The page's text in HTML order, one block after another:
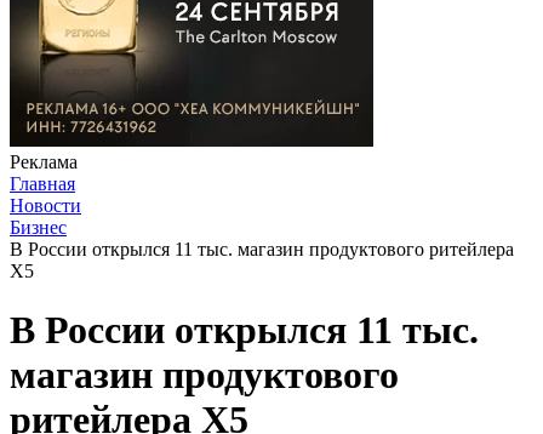
Реклама
Главная
Новости
Бизнес
В России открылся 11 тыс. магазин продуктового ритейлера
X5
В России открылся 11 тыс.
магазин продуктового
ритейлера X5